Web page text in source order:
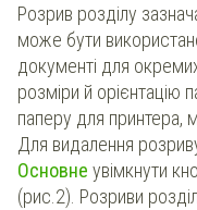
Розрив розділу
може бути
документі для
розміри й орієнтацію
паперу для принтера,
Для видалення
Основне увімкнути
(рис.2). Розриви